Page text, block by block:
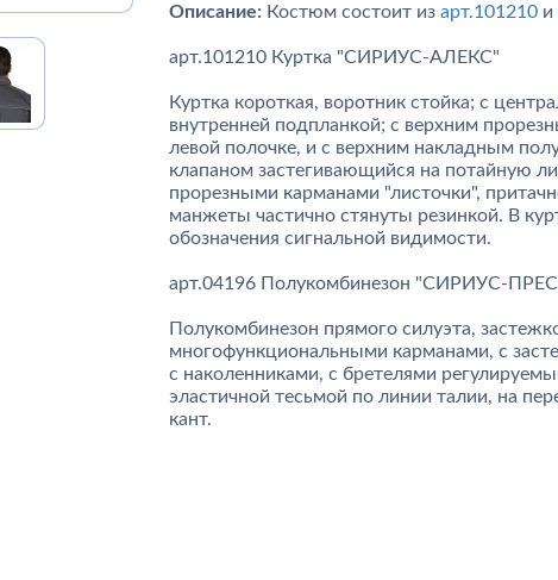
Описание: Костюм состоит из арт.101210 и
арт.101210 Куртка "СИРИУС-АЛЕКС"
Куртка короткая, воротник стойка; с
внутренней подпланкой; с верхним
левой полочке, и с верхним накладным
клапаном застегивающийся на потайную
прорезными карманами "листочки",
манжеты частично стянуты резинкой. В
обозначения сигнальной видимости.
арт.04196 Полукомбинезон "СИРИУС-
Полукомбинезон прямого силуэта,
многофункциональными карманами, с
с наколенниками, с бретелями
эластичной тесьмой по линии талии, на
кант.